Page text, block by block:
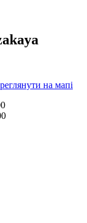
на мапі